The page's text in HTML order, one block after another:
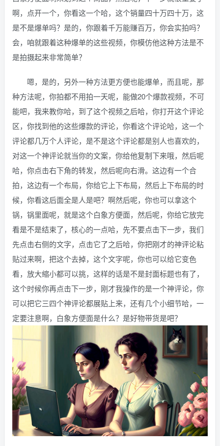
啊，点开一个，你看这一个哈，这个销量四十万四十万，这
是不是爆单吗？是的，你跟着千万能赚百万，你会实拍吗？
会，咱就跟着这种爆单的这些视频，你模仿他这种方法是不
是拍摄起来非常简单？
嗯，是的，另外一种方法更方便也能爆单，而且呢，那
种方法呢，你拍都不用拍一天呢，能做20个爆款视频，不可
能吧，我来教你哈，到了这个视频之后哈，你打开这个评论
区，你找到他的这些爆款的评论，你看这个评论哈，这一个
评论都几万个人评论，是不是这个评论都是别人也喜欢的，
对这一个神评论就当你的文案，你给他复制下来哦，然后呢
哈，你点击右下角的转发，然后呢向右滑。这边有一个合
拍，这边有一个布局，你给它上下布局，然后上下布局的时
候，你看这后面全是人是吧？啊然后呢，你也可以拿这个
锅，锅里面呢，就是这个白象方便面，然后呢，你给它放完
看是不是结束了，核心的一点哈，先不要点击下一步，我们
先点击右侧的文字，点击它了之后哈，你把刚才的神评论粘
贴过来啊，把这个去掉，这个文字呢，你也可以给它变色
看，放大缩小都可以挑，这样的话是不是封面标题也有了，
这个时候你再点击下一步，刚才我操作的是一个神评论，你
可以把它三四个神评论都展贴上来，还有几个小细节哈，一
定要注意啊，白象方便面是什么？是好物带货是吧？